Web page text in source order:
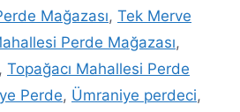
Mağazası, Tek Merve
Perde Mağazası,
, Topağacı Mahallesi Perde
Perde, Ümraniye perdeci,